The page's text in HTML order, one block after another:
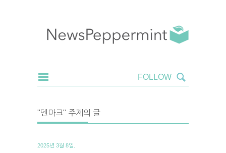
"덴마크" 주제의 글
2025년 3월 8일.